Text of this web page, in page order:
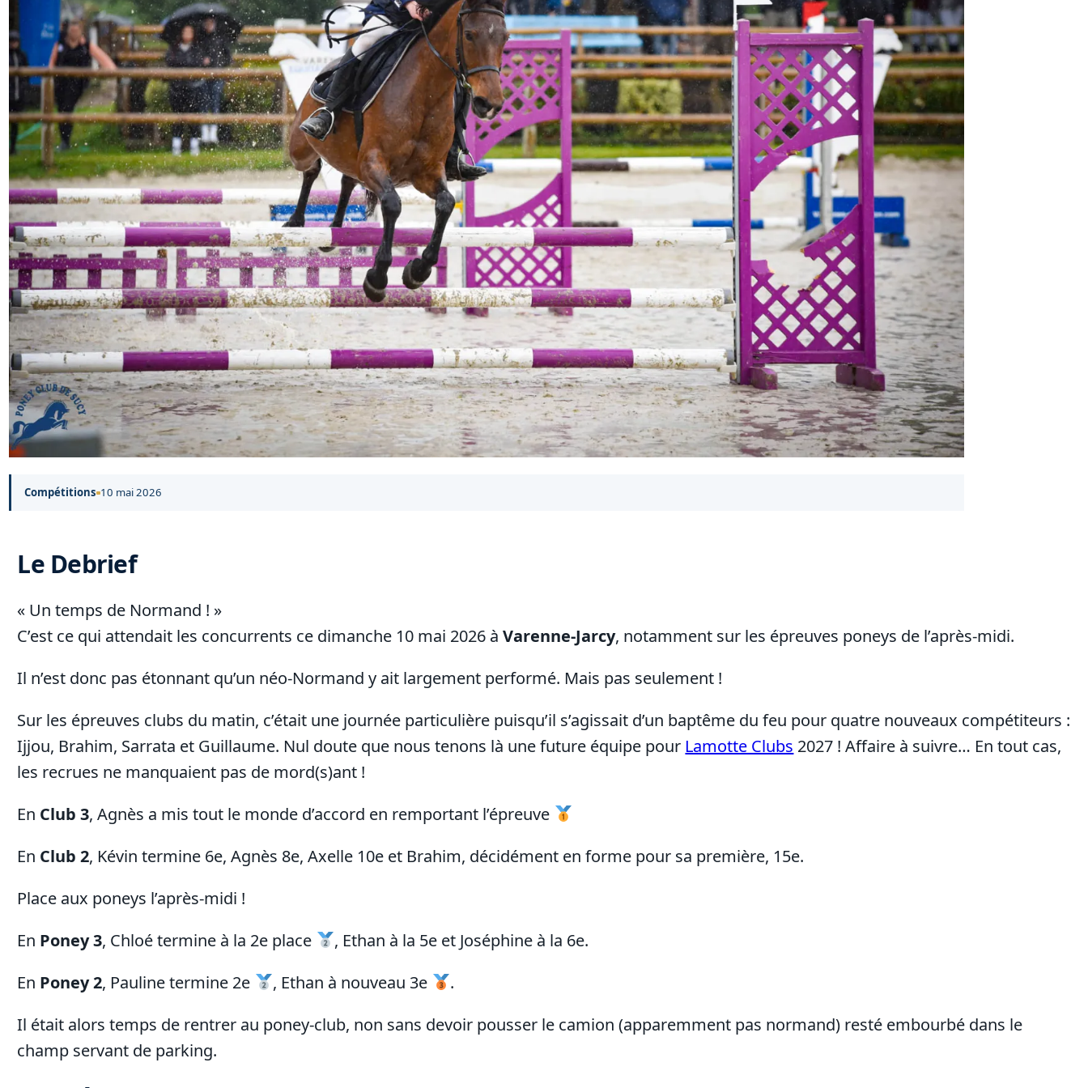
Compétitions 10 mai 2026
Le Debrief
« Un temps de Normand ! »
C’est ce qui attendait les concurrents ce dimanche 10 mai 2026 àVarenne-Jarcy, notamment sur les épreuves poneys de l’après-midi.
Il n’est donc pas étonnant qu’un néo-Normand y ait largement performé. Mais pas seulement !
Sur les épreuves clubs du matin, c’était une journée particulière puisqu’il s’agissait d’un baptême du feu pour quatre nouveaux compétiteurs :
Ijjou, Brahim, Sarrata et Guillaume. Nul doute que nous tenons là une future équipe pour Lamotte Clubs 2027 ! Affaire à suivre… En tout cas,
les recrues ne manquaient pas de mord(s)ant !
En Club 3, Agnès a mis tout le monde d’accord en remportant l’épreuve
En Club 2, Kévin termine 6e, Agnès 8e, Axelle 10e et Brahim, décidément en forme pour sa première, 15e.
Place aux poneys l’après-midi !
En Poney 3, Chloé termine à la 2e place
, Ethan à la 5e et Joséphine à la 6e.
En Poney 2, Pauline termine 2e , Ethan à nouveau 3e
.
Il était alors temps de rentrer au poney-club, non sans devoir pousser le camion (apparemment pas normand) resté embourbé dans le
champ servant de parking.